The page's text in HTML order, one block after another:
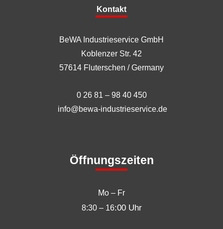
Kontakt
BeWA Industrieservice GmbH
Koblenzer Str. 42
57614 Fluterschen / Germany
0 26 81 – 98 40 450
info@bewa-industrieservice.de
Öffnungszeiten
Mo – Fr
8:30 – 16:00 Uhr